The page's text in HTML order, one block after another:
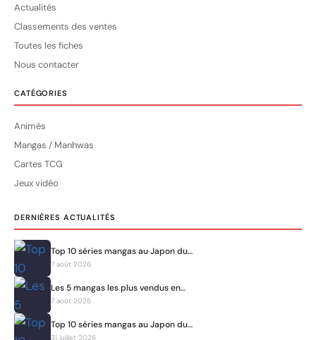
Actualités
Classements des ventes
Toutes les fiches
Nous contacter
CATÉGORIES
Animés
Mangas / Manhwas
Cartes TCG
Jeux vidéo
DERNIÈRES ACTUALITÉS
Top 10 séries mangas au Japon du…
7 août 2026
Les 5 mangas les plus vendus en…
7 août 2026
Top 10 séries mangas au Japon du…
31 juillet 2026